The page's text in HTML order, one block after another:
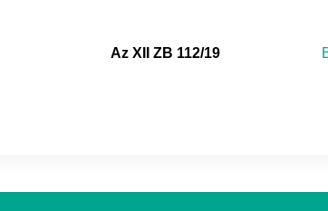
Az XII ZB 112/19